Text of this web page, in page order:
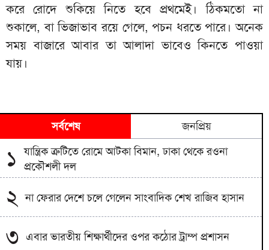
করে রোদে শুকিয়ে নিতে হবে প্রথমেই। ঠিকমতো না
শুকালে, বা ভিজাভাব রয়ে গেলে, পচন ধরতে পারে। অনেক
সময় বাজারে আবার তা আলাদা ভাবেও কিনতে পাওয়া
যায়।
সর্বশেষ জনপ্রিয়
১ যান্ত্রিক ত্রুটিতে রোমে আটকা বিমান, ঢাকা থেকে রওনা
প্রকৌশলী দল
২ না ফেরার দেশে চলে গেলেন সাংবাদিক শেখ রাজিব হাসান
৩ এবার ভারতীয় শিক্ষার্থীদের ওপর কঠোর ট্রাম্প প্রশাসন